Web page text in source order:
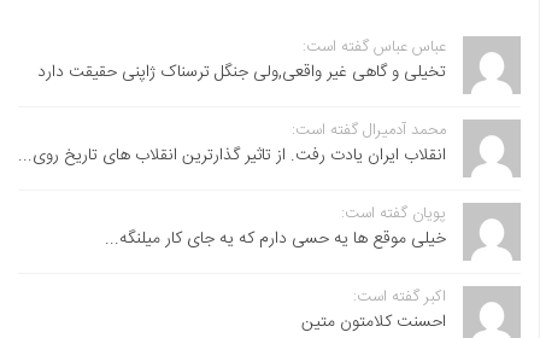
عباس عباس گفته است:
تخیلی و گاهی غیر واقعی,ولی جنگل ترسناک ژاپنی حقیقت دارد
محمد آدمیرال گفته است:
انقلاب ایران یادت رفت. از تاثیر گذارترین انقلاب های تاریخ روی...
پویان گفته است:
خیلی موقع ها یه حسی دارم که یه جای کار میلنگه...
اکبر گفته است:
احسنت ‌کلامتون متین